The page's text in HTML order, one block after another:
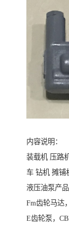
内容说明：
装载机 压路
车 钻机 摊铺
液压油泵产
Fm齿轮马达
E齿轮泵，